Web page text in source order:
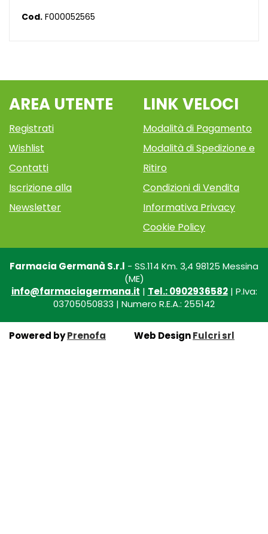
Cod. F000052565
AREA UTENTE
Registrati
Wishlist
Contatti
Iscrizione alla
Newsletter
LINK VELOCI
Modalità di Pagamento
Modalità di Spedizione e
Ritiro
Condizioni di Vendita
Informativa Privacy
Cookie Policy
Farmacia Germanà S.r.l - SS.114 Km. 3,4 98125 Messina
(ME)
info@farmaciagermana.it | Tel.: 0902936582| P.Iva:
03705050833 | Numero R.E.A.: 255142
Powered byPrenofa Web DesignFulcri srl